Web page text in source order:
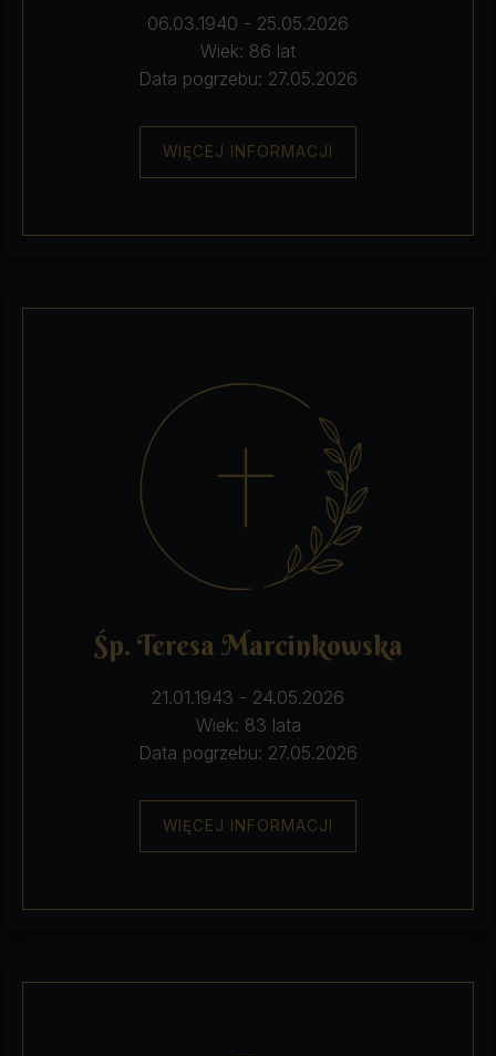
06.03.1940 - 25.05.2026
Wiek: 86 lat
Data pogrzebu: 27.05.2026
WIĘCEJ INFORMACJI
Śp. Teresa Marcinkowska
21.01.1943 - 24.05.2026
Wiek: 83 lata
Data pogrzebu: 27.05.2026
WIĘCEJ INFORMACJI